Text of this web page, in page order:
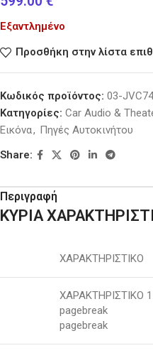
Εξαντλημένο
Προσθήκη στην λίστα
Κωδικός προϊόντος: 03-
Κατηγορίες: Car Audio &
Εικόνα, Πηγές Αυτοκινήτου
Share:
Περιγραφή
ΚΥΡΙΑ
ΧΑΡΑΚΤΗΡΙΣΤΙΚΟ
ΧΑΡΑΚΤΗΡΙΣΤΙΚΟ 1
pagebreak
pagebreak